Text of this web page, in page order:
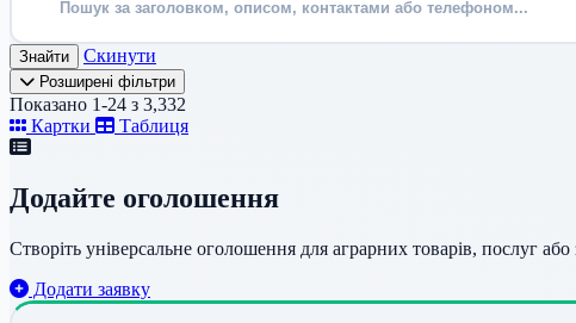
Знайти Скинути
Розширені фільтри
Показано 1-24 з 3,332
Картки
Таблиця
Додайте оголошення
Створіть універсальне оголошення для аграрних товарів, послуг
Додати заявку